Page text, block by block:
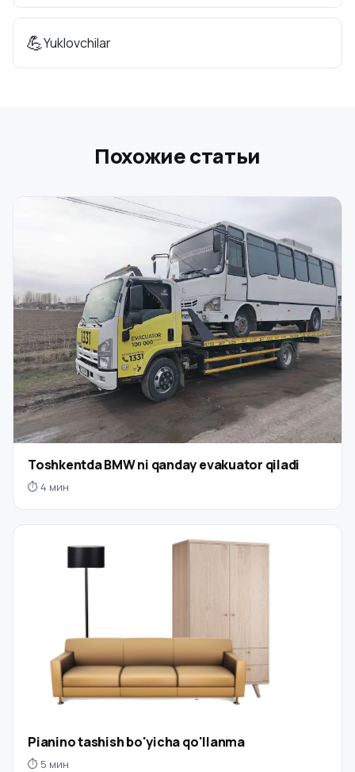
💪Yuklovchilar
Похожие статьи
Toshkentda BMW ni qanday evakuator qiladi
⏱ 4 мин
Pianino tashish bo'yicha qo'llanma
⏱ 5 мин